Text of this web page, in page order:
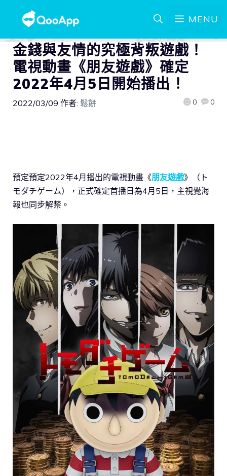
MENU
金錢與友情的究極背叛遊戲！
電視動畫《朋友遊戲》確定
2022年4月5日開始播出！
2022/03/09 作者: 鬆餅 0 0
預定預定2022年4月播出的電視動畫《朋友遊戲》（ト
モダチゲーム），正式確定首播日為4月5日，主視覺海
報也同步解禁。